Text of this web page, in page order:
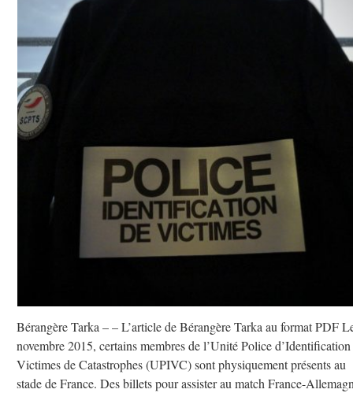
Bérangère Tarka – – L’article de Bérangère Tarka au format PDF
novembre 2015, certains membres de l’Unité Police d’Identification
Victimes de Catastrophes (UPIVC) sont physiquement présents au
stade de France. Des billets pour assister au match France-